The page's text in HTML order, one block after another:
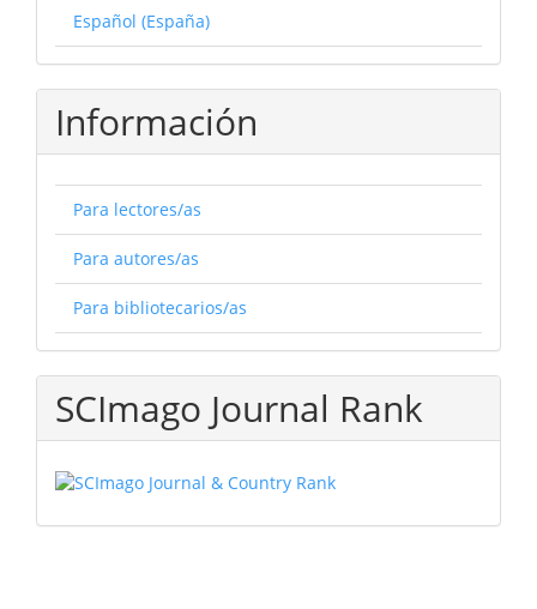
Español (España)
Información
Para lectores/as
Para autores/as
Para bibliotecarios/as
SCImago Journal Rank